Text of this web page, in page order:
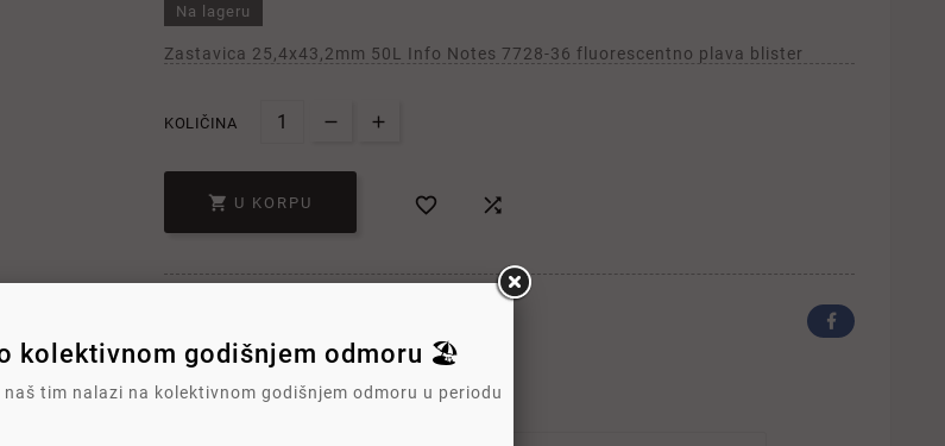
Na lageru
Zastavica 25,4x43,2mm 50L Info Notes 7728-36 fluorescentno plava blister
KOLIČINA
 U KORPU  
Write your review
kolektivnom godišnjem odmoru 🏖️
tim nalazi na kolektivnom godišnjem odmoru u periodu